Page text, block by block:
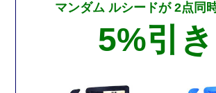
マンダム ルシードが 2点同
5%引き